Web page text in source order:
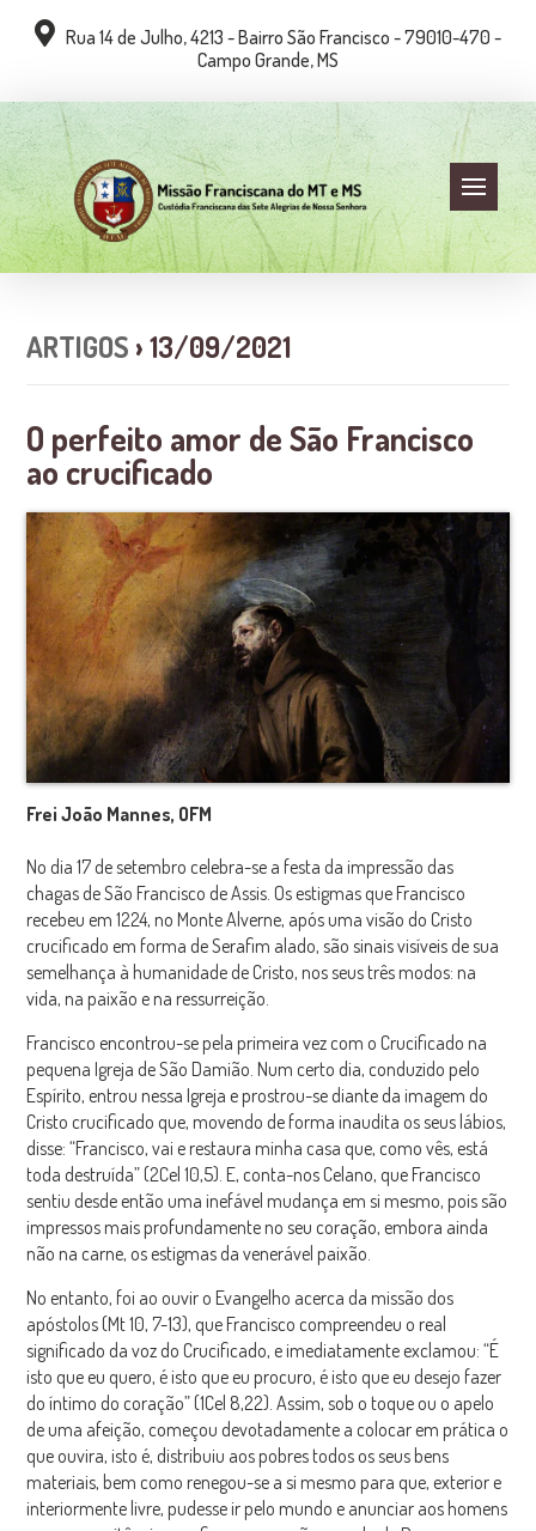
Rua 14 de Julho, 4213 - Bairro São Francisco - 79010-470 -
Campo Grande, MS
ARTIGOS › 13/09/2021
O perfeito amor de São Francisco
ao crucificado
Frei João Mannes, OFM
No dia 17 de setembro celebra-se a festa da impressão das
chagas de São Francisco de Assis. Os estigmas que Francisco
recebeu em 1224, no Monte Alverne, após uma visão do Cristo
crucificado em forma de Serafim alado, são sinais visíveis de sua
semelhança à humanidade de Cristo, nos seus três modos: na
vida, na paixão e na ressurreição.
Francisco encontrou-se pela primeira vez com o Crucificado na
pequena Igreja de São Damião. Num certo dia, conduzido pelo
Espírito, entrou nessa Igreja e prostrou-se diante da imagem do
Cristo crucificado que, movendo de forma inaudita os seus lábios,
disse: “Francisco, vai e restaura minha casa que, como vês, está
toda destruída” (2Cel 10,5). E, conta-nos Celano, que Francisco
sentiu desde então uma inefável mudança em si mesmo, pois são
impressos mais profundamente no seu coração, embora ainda
não na carne, os estigmas da venerável paixão.
No entanto, foi ao ouvir o Evangelho acerca da missão dos
apóstolos (Mt 10, 7-13), que Francisco compreendeu o real
significado da voz do Crucificado, e imediatamente exclamou: “É
isto que eu quero, é isto que eu procuro, é isto que eu desejo fazer
do íntimo do coração” (1Cel 8,22). Assim, sob o toque ou o apelo
de uma afeição, começou devotadamente a colocar em prática o
que ouvira, isto é, distribuiu aos pobres todos os seus bens
materiais, bem como renegou-se a si mesmo para que, exterior e
interiormente livre, pudesse ir pelo mundo e anunciar aos homens